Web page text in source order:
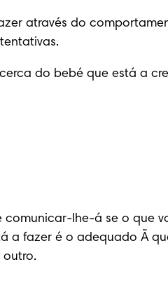
através do
do bebé que está a
lhe-á se o que
a fazer é o adequado Ã
outro.